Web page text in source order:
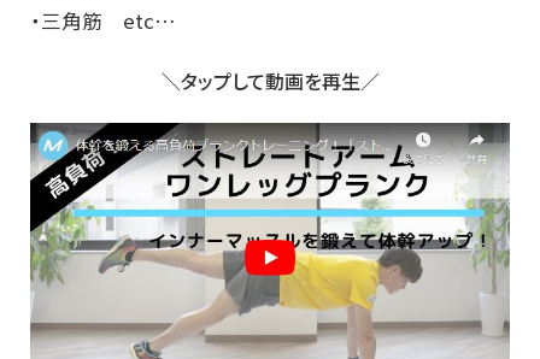
・三角筋 etc…
＼タップして動画を再生／